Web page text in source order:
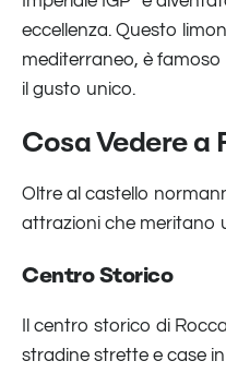
eccellenza. Questo
mediterraneo, è
il gusto unico.
Cosa Vedere a
Oltre al castello
attrazioni che meritano
Centro Storico
Il centro storico di
stradine strette e case